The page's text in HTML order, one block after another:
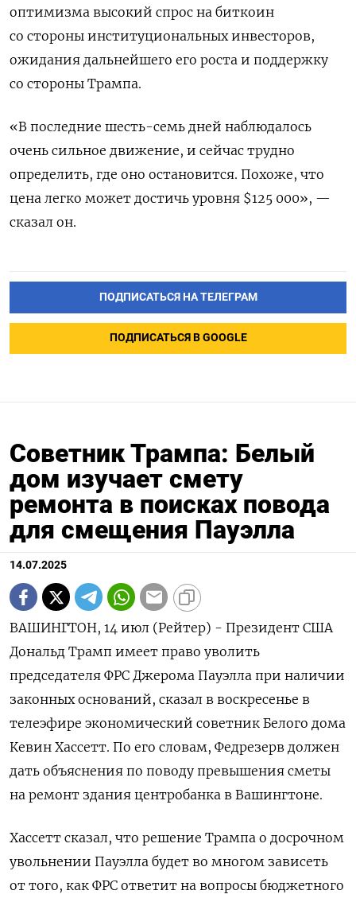
оптимизма высокий спрос на биткоин
со стороны институциональных инвесторов,
ожидания дальнейшего его роста и поддержку
со стороны Трампа.
«В последние шесть-семь дней наблюдалось
очень сильное движение, и сейчас трудно
определить, где оно остановится. Похоже, что
цена легко может достичь уровня $125 000», —
сказал он.
ПОДПИСАТЬСЯ НА ТЕЛЕГРАМ
ПОДПИСАТЬСЯ В GOOGLE
Советник Трампа: Белый
дом изучает смету
ремонта в поисках повода
для смещения Пауэлла
14.07.2025
ВАШИНГТОН, 14 июл (Рейтер) - Президент США
Дональд Трамп имеет право уволить
председателя ФРС Джерома Пауэлла при наличии
законных оснований, сказал в воскресенье в
телеэфире экономический советник Белого дома
Кевин Хассетт. По его словам, Федрезерв должен
дать объяснения по поводу превышения сметы
на ремонт здания центробанка в Вашингтоне.
Хассетт сказал, что решение Трампа о досрочном
увольнении Пауэлла будет во многом зависеть
от того, как ФРС ответит на вопросы бюджетного